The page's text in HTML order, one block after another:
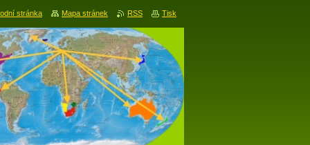
stránka Mapa stránek RSS Tisk